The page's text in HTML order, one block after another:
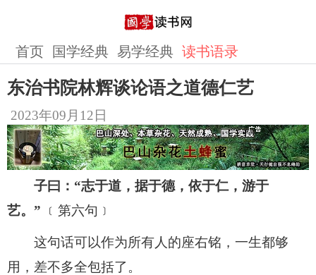
首页 国学经典 易学经典 读书语录
东治书院林辉谈论语之道德仁艺
2023年09月12日
子曰：“志于道，据于德，依于仁，游于
艺。”
﹝第六句﹞
这句话可以作为所有人的座右铭，一生都够
用，差不多全包括了。